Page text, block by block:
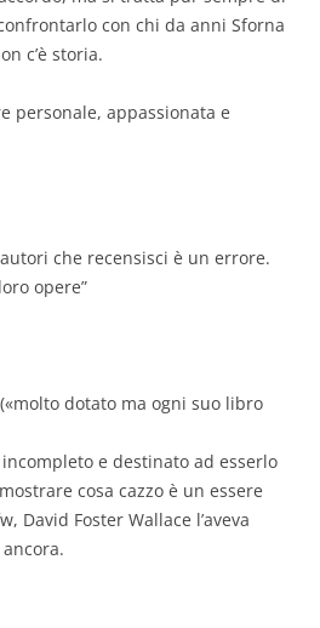
con chi da anni Sforna
c’è storia.
personale, appassionata e
che recensisci è un errore.
opere”
dotato ma ogni suo libro
incompleto e destinato ad esserlo
cosa cazzo è un essere
David Foster Wallace l’aveva